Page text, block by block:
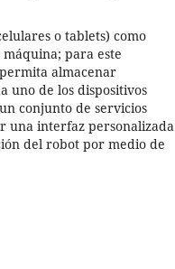
o tablets) como
para este
almacenar
uno de los dispositivos
conjunto de servicios
una interfaz personalizada
del robot por medio de